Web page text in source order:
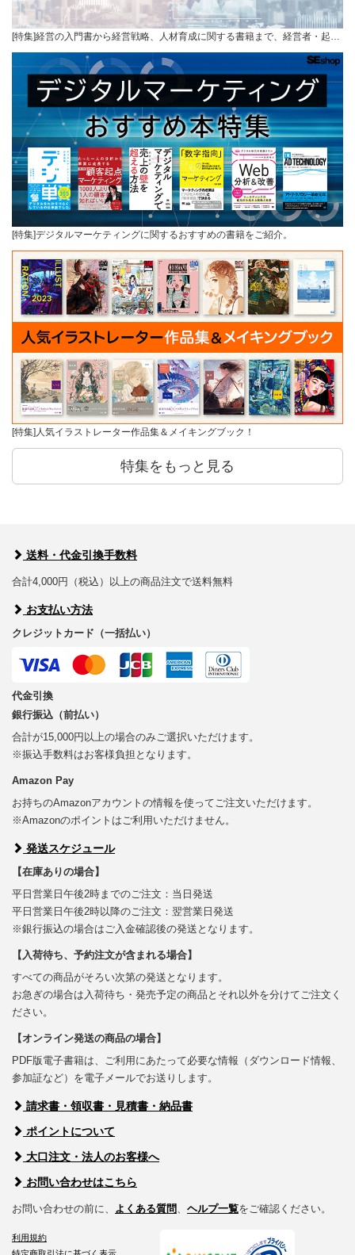
[特集]経営の入門書から経営戦略、人材育成に関する書籍まで、経営者・起…
[特集]デジタルマーケティングに関するおすすめの書籍をご紹介。
[特集]人気イラストレーター作品集＆メイキングブック！
特集をもっと見る
送料・代金引換手数料
合計4,000円（税込）以上の商品注文で送料無料
お支払い方法
クレジットカード（一括払い）
代金引換
銀行振込（前払い）
合計が15,000円以上の場合のみご選択いただけます。
※振込手数料はお客様負担となります。
Amazon Pay
お持ちのAmazonアカウントの情報を使ってご注文いただけます。
※Amazonのポイントはご利用いただけません。
発送スケジュール
【在庫ありの場合】
平日営業日午後2時までのご注文：当日発送
平日営業日午後2時以降のご注文：翌営業日発送
※銀行振込の場合はご入金確認後の発送となります。
【入荷待ち、予約注文が含まれる場合】
すべての商品がそろい次第の発送となります。
お急ぎの場合は入荷待ち・発売予定の商品とそれ以外を分けてご注文く
ださい。
【オンライン発送の商品の場合】
PDF版電子書籍は、ご利用にあたって必要な情報（ダウンロード情報、
参加証など）を電子メールでお送りします。
請求書・領収書・見積書・納品書
ポイントについて
大口注文・法人のお客様へ
お問い合わせはこちら
お問い合わせの前に、 よくある質問、 ヘルプ一覧をご確認ください。
利用規約